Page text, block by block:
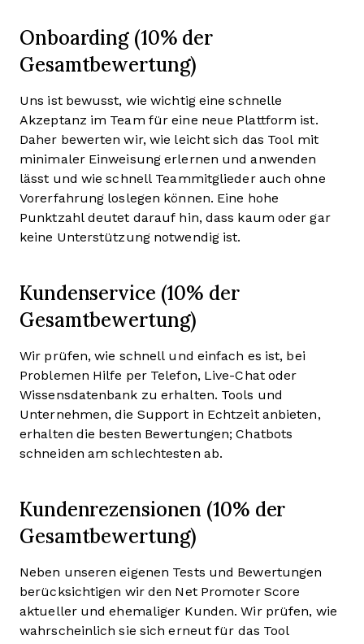
Onboarding (10% der
Gesamtbewertung)
Uns ist bewusst, wie wichtig eine schnelle
Akzeptanz im Team für eine neue Plattform ist.
Daher bewerten wir, wie leicht sich das Tool mit
minimaler Einweisung erlernen und anwenden
lässt und wie schnell Teammitglieder auch ohne
Vorerfahrung loslegen können. Eine hohe
Punktzahl deutet darauf hin, dass kaum oder gar
keine Unterstützung notwendig ist.
Kundenservice (10% der
Gesamtbewertung)
Wir prüfen, wie schnell und einfach es ist, bei
Problemen Hilfe per Telefon, Live-Chat oder
Wissensdatenbank zu erhalten. Tools und
Unternehmen, die Support in Echtzeit anbieten,
erhalten die besten Bewertungen; Chatbots
schneiden am schlechtesten ab.
Kundenrezensionen (10% der
Gesamtbewertung)
Neben unseren eigenen Tests und Bewertungen
berücksichtigen wir den Net Promoter Score
aktueller und ehemaliger Kunden. Wir prüfen, wie
wahrscheinlich sie sich erneut für das Tool